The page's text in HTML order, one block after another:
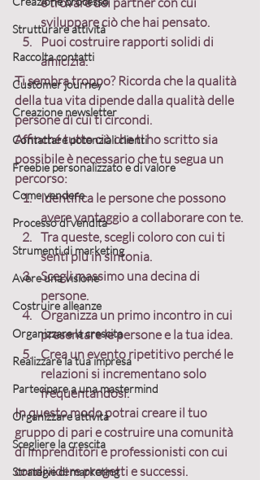
Strutturare attività
Raccolta contatti
Customer journey
Creazione newsletter
Contattare potenziali clienti
Freebie personalizzato e di valore
Come vendere
Processo di vendita
Strumenti di marketing
Avere una visione
Costruire alleanze
Organizzare la crescita
Realizzare la tua impresa
Partecipare a una mastermind
Organizzare attività
Scegliere la crescita
Strategie di marketing
sviluppare ciò che hai pensato.
Puoi costruire rapporti solidi di
amicizia.
Ti sembra troppo? Ricorda che la qualità
della tua vita dipende dalla qualità delle
persone di cui ti circondi.
Affinché tutto ciò che ti ho scritto sia
possibile è necessario che tu segua un
percorso:
Identifica le persone che possono
avere vantaggio a collaborare con te.
Tra queste, scegli coloro con cui ti
senti più in sintonia.
Scegli massimo una decina di
persone.
Organizza un primo incontro in cui
presentare le persone e la tua idea.
Crea un evento ripetitivo perché le
relazioni si incrementano solo
frequentandosi.
In questo modo potrai creare il tuo
gruppo di pari e costruire una comunità
di imprenditori e professionisti con cui
condividere progetti e successi.